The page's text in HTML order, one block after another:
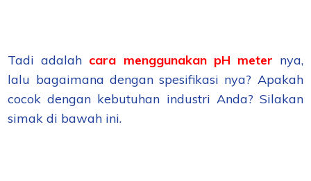
Tadi adalah cara menggunakan pH meter nya,
lalu bagaimana dengan spesifikasi nya? Apakah
cocok dengan kebutuhan industri Anda? Silakan
simak di bawah ini.